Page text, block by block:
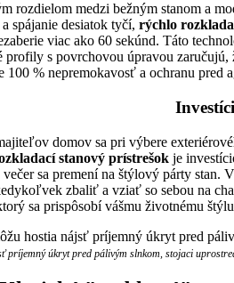
rozdielom medzi bežným stanom a
spájanie desiatok tyčí, rýchlo
viac ako 60 sekúnd. Táto
s povrchovou úpravou zaručujú,
100 % nepremokavosť a ochranu pred
domov sa pri výbere
stanový prístrešok je
večer sa premení na štýlový párty stan.
zbaliť a vziať so sebou na
sa prispôsobí vášmu životnému
príjemný úkryt pred pálivým slnkom, stojaci